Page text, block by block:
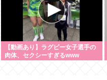
【動画あり】ラグビー女子選手の
肉体、セクシーすぎるwww